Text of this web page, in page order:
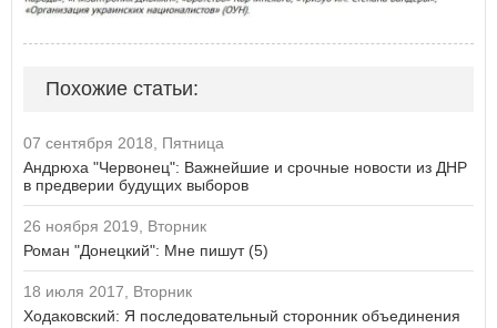
Похожие статьи:
07 сентября 2018, Пятница
Андрюха "Червонец": Важнейшие и срочные новости из ДНР
в предверии будущих выборов
26 ноября 2019, Вторник
Роман "Донецкий": Мне пишут (5)
18 июля 2017, Вторник
Ходаковский: Я последовательный сторонник объединения